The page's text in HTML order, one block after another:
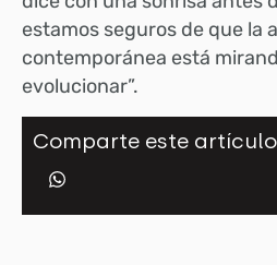
estamos seguros de que la
contemporánea está
evolucionar”.
Comparte este artículo